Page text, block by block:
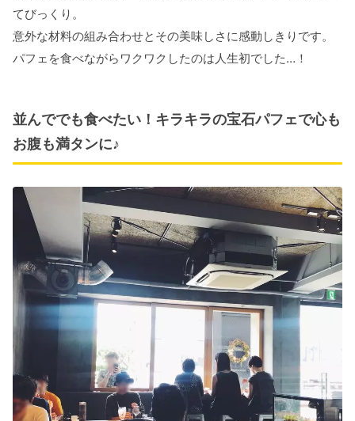
てびっくり。
意外な材料の組み合わせとその美味しさに感動しきりです。
パフェを食べながらワクワクしたのは人生初でした…！
並んででも食べたい！キラキラの宝石パフェで心も
お腹も満タンに♪